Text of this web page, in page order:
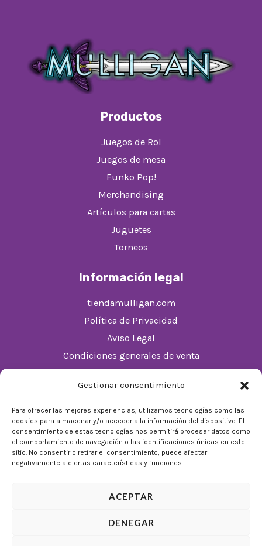
Gestionar consentimiento
Para ofrecer las mejores experiencias, utilizamos tecnologías como las
cookies para almacenar y/o acceder a la información del dispositivo. El
consentimiento de estas tecnologías nos permitirá procesar datos como
el comportamiento de navegación o las identificaciones únicas en este
sitio. No consentir o retirar el consentimiento, puede afectar
negativamente a ciertas características y funciones.
ACEPTAR
DENEGAR
Productos
Juegos de Rol
Juegos de mesa
Funko Pop!
Merchandising
Artículos para cartas
Juguetes
Torneos
Información legal
tiendamulligan.com
Política de Privacidad
Aviso Legal
Condiciones generales de venta
De Lunes a Domingos de 10:00 a 22:00
Festivos sujetos al horario del Málaga Factory